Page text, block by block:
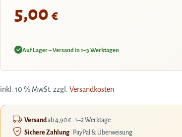
5,00 €
Auf Lager – Versand in 1–3 Werktagen
inkl. 10 % MwSt. zzgl. Versandkosten
Versandab 4,90 € · 1–2 Werktage
Sichere Zahlung· PayPal & Überweisung